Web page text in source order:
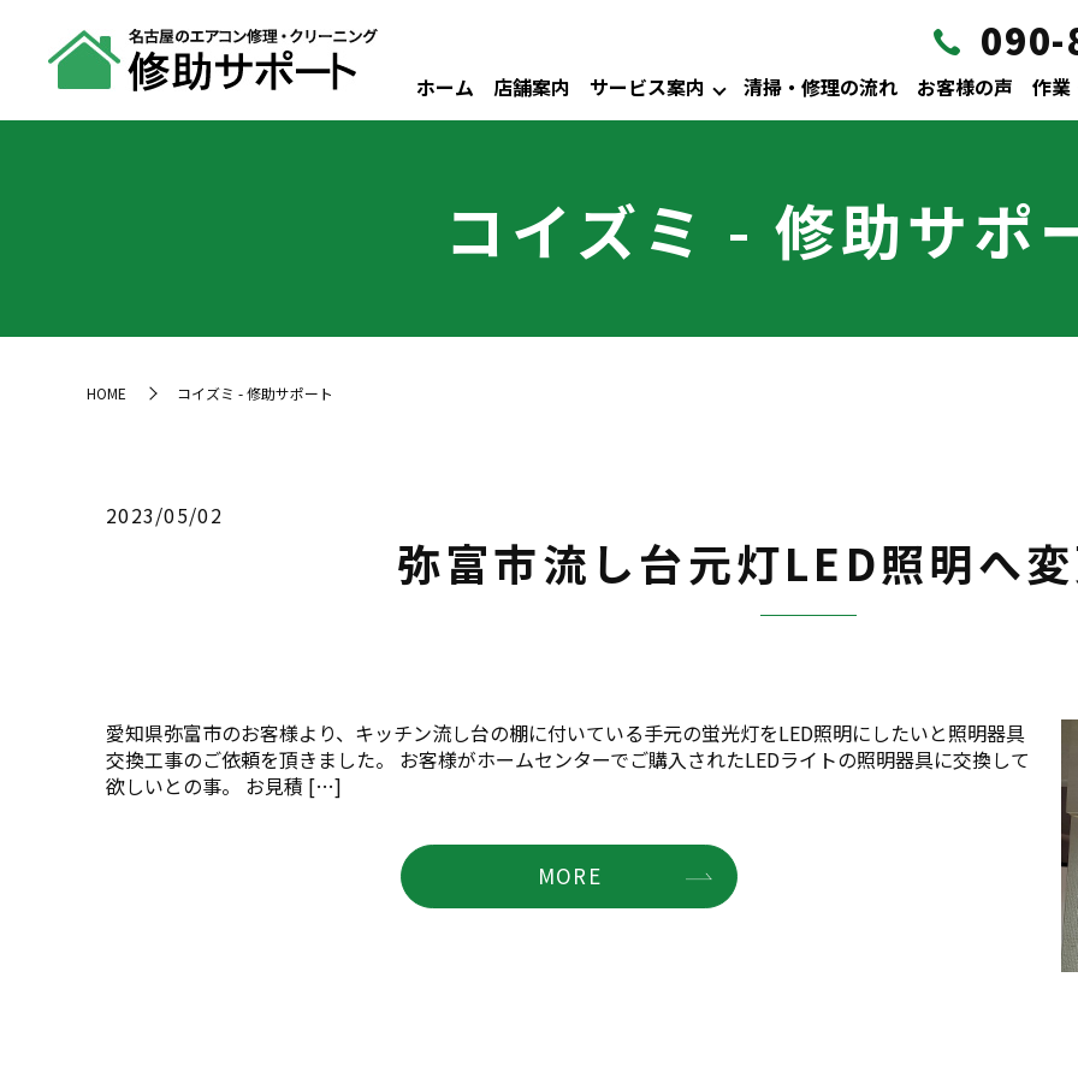
ホーム 店舗案内 サービス案内 清掃・修理の流れ お客様の声 作業
コイズミ - 修助サポ
HOME コイズミ - 修助サポート
2023/05/02
弥富市流し台元灯LED照明へ
愛知県弥富市のお客様より、キッチン流し台の棚に付いている手元の蛍光灯をLED照明にしたいと照明器具
交換工事のご依頼を頂きました。 お客様がホームセンターでご購入されたLEDライトの照明器具に交換して
欲しいとの事。 お見積 […]
MORE